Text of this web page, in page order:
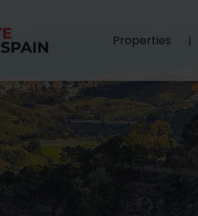
Properties